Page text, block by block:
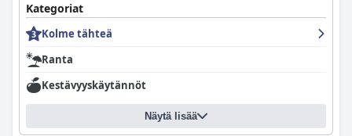
Kategoriat
Kolme tähteä
Ranta
Kestävyyskäytännöt
Näytä lisää